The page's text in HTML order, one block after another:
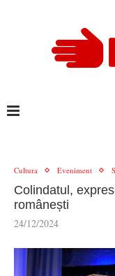
Cultura Eveniment
Colindatul,
românești
24/12/2024